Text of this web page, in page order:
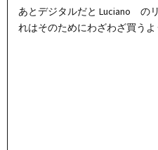
あとデジタルだと Luciano の
れはそのためにわざわざ買うよ